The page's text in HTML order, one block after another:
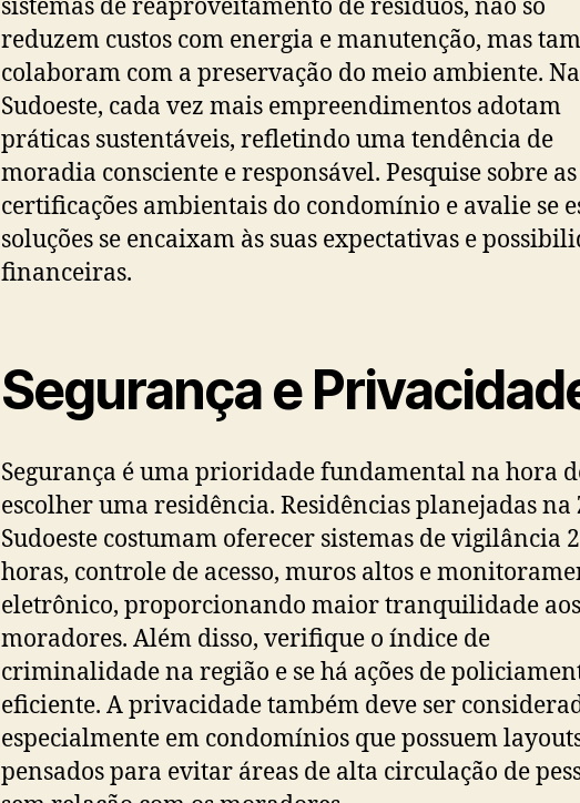
sistemas de reaproveitamento de resíduos, não só
reduzem custos com energia e manutenção, mas
colaboram com a preservação do meio ambiente.
Sudoeste, cada vez mais empreendimentos adotam
práticas sustentáveis, refletindo uma tendência de
moradia consciente e responsável. Pesquise sobre as
certificações ambientais do condomínio e avalie se
soluções se encaixam às suas expectativas e
financeiras.
Segurança e
Segurança é uma prioridade fundamental na hora
escolher uma residência. Residências planejadas na
Sudoeste costumam oferecer sistemas de vigilância
horas, controle de acesso, muros altos e
eletrônico, proporcionando maior tranquilidade aos
moradores. Além disso, verifique o índice de
criminalidade na região e se há ações de
eficiente. A privacidade também deve ser
especialmente em condomínios que possuem
pensados para evitar áreas de alta circulação de